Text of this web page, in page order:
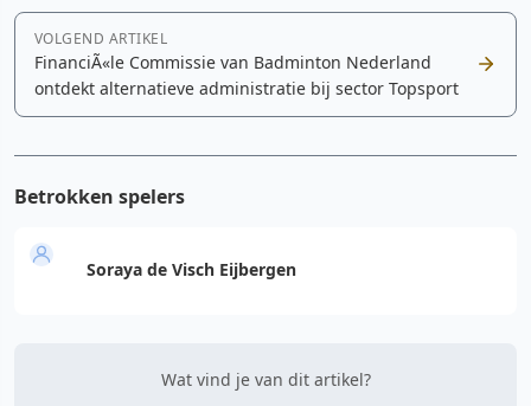
VOLGEND ARTIKEL
FinanciÃ«le Commissie van Badminton Nederland
ontdekt alternatieve administratie bij sector Topsport
Betrokken spelers
Soraya de Visch Eijbergen
Wat vind je van dit artikel?